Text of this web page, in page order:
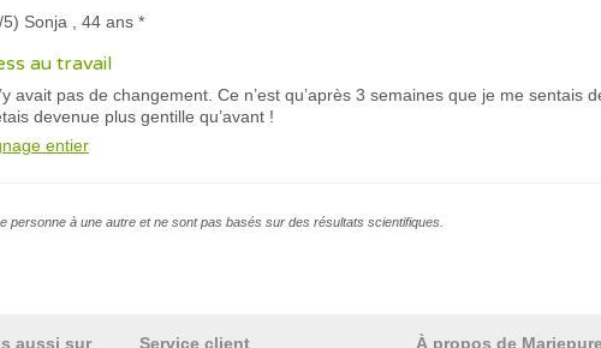
5) Sonja , 44 ans *
au travail
avait pas de changement. Ce n’est qu’après 3 semaines que je me sentais
devenue plus gentille qu’avant !
entier
personne à une autre et ne sont pas basés sur des résultats scientifiques.
aussi sur Service client À propos de